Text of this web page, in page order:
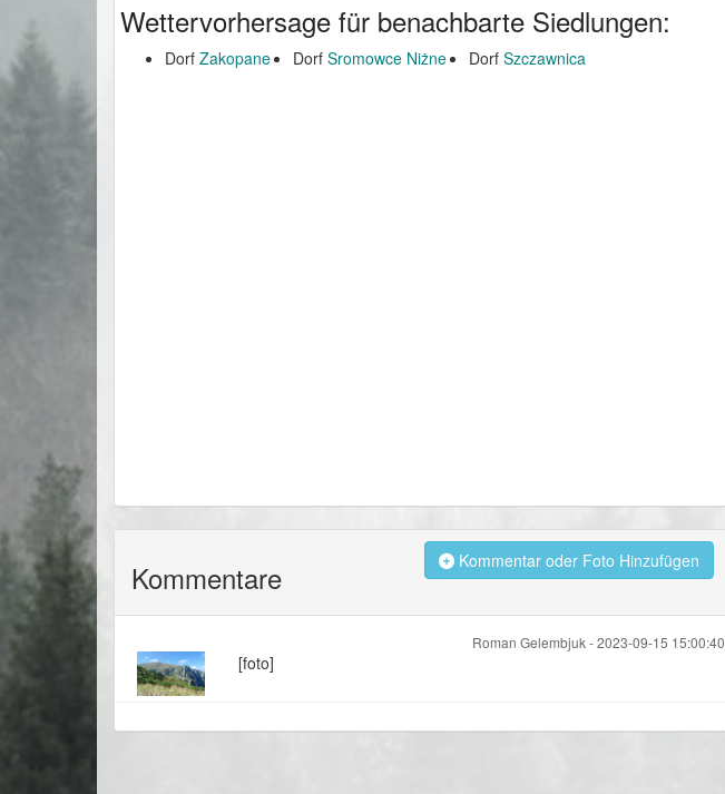
Wettervorhersage für benachbarte Siedlungen:
Dorf Zakopane Dorf Sromowce Niżne Dorf Szczawnica
Kommentare Kommentar oder Foto Hinzufügen
Roman Gelembjuk -2023-09-15 15:00:40
[foto]